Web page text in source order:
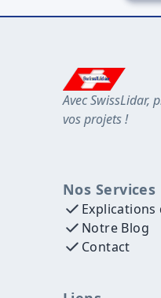
S wissLidar
S wissLidar
S wissLidar
Avec SwissLidar,
vos projets !
Nos Services
Explications
Notre Blog
Contact